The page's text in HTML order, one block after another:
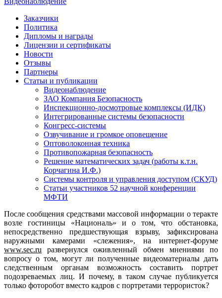
Заказчики
Политика
Дипломы и награды
Лицензии и сертификаты
Новости
Отзывы
Партнеры
Статьи и публикации
Видеонаблюдение
ЗАО Компания Безопасность
Инспекционно-досмотровые комплексы (ИДК)
Интегрированные системы безопасности
Конгресс-системы
Озвучивание и громкое оповещение
Оптоволоконная техника
Противопожарная безопасность
Решение математических задач (работы к.т.н.
Корчагина И.Ф.)
Системы контроля и управления доступом (СКУД)
Статьи участников 52 научной конференции
МФТИ
После сообщения средствами массовой информации о теракте
возле гостиницы «Националь» и о том, что обстановка,
непосредственно предшествующая взрыву, зафиксирована
наружными камерами «слежения», на интернет-форуме
www.sec.ru развернулся оживленный обмен мнениями по
вопросу о том, могут ли полученные видеоматериалы дать
следственным органам возможность составить портрет
подозреваемых лиц. И почему, в таком случае публикуется
только фоторобот вместо кадров с портретами террористок?